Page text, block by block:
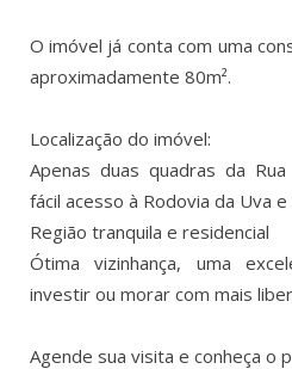
O imóvel já conta com uma
aproximadamente 80m².
Localização do imóvel:
Apenas duas quadras da
fácil acesso à Rodovia da Uva
Região tranquila e residencial
Ótima vizinhança, uma
investir ou morar com mais
Agende sua visita e conheça o